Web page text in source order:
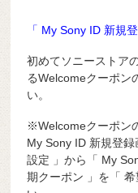
「 My Sony ID 新規
初めてソニーストア
るWelcomeクーポン
い。
※Welcomeクーポン
My Sony ID 新規登
設定 」から「 My
期クーポン 」を「